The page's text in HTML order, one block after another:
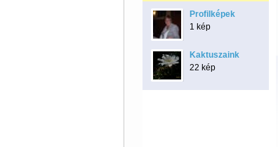
Profilképek
1 kép
Kaktuszaink
22 kép